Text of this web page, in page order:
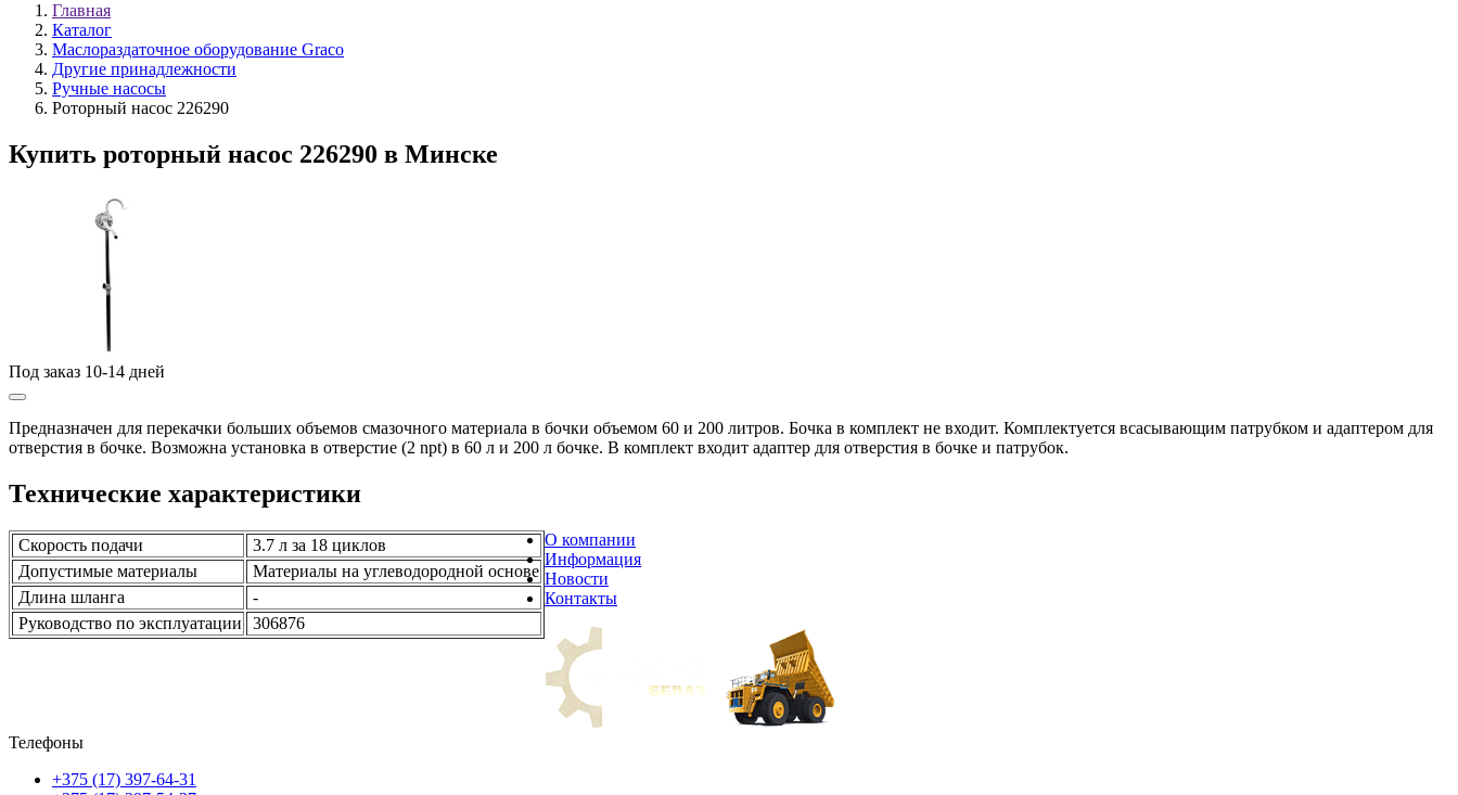
Главная
Каталог
Маслораздаточное оборудование Graco
Другие принадлежности
Ручные насосы
Роторный насос 226290
Купить роторный насос 226290 в Минске
Под заказ 10-14 дней
Предназначен для перекачки больших объемов смазочного материала в бочки объемом 60 и 200 литров. Бочка в комплект не входит. Комплектуется всасывающим патрубком и адаптером для
отверстия в бочке. Возможна установка в отверстие (2 npt) в 60 л и 200 л бочке. В комплект входит адаптер для отверстия в бочке и патрубок.
Технические характеристики
Скорость подачи
3.7 л за 18 циклов
Допустимые материалы
Материалы на углеводородной основе
Длина шланга
-
Руководство по эксплуатации
306876
О компании
Информация
Новости
Контакты
Телефоны
+375 (17) 397-64-31